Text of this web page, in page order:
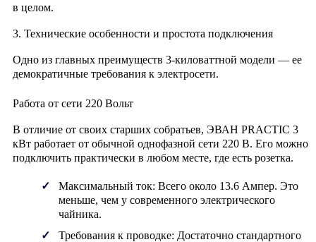
в целом.
3. Технические особенности и простота подключения
Одно из главных преимуществ 3-киловаттной модели — ее
демократичные требования к электросети.
Работа от сети 220 Вольт
В отличие от своих старших собратьев, ЭВАН PRACTIC 3
кВт работает от обычной однофазной сети 220 В. Его можно
подключить практически в любом месте, где есть розетка.
Максимальный ток: Всего около 13.6 Ампер. Это
меньше, чем у современного электрического
чайника.
Требования к проводке: Достаточно стандартного